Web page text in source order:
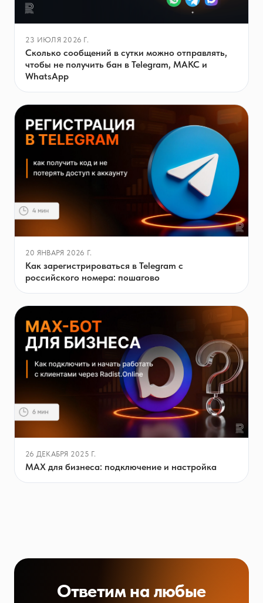
23 ИЮЛЯ 2026 Г.
Сколько сообщений в сутки можно отправлять,
чтобы не получить бан в Telegram, МАКС и
WhatsApp
20 ЯНВАРЯ 2026 Г.
Как зарегистрироваться в Telegram с
российского номера: пошагово
26 ДЕКАБРЯ 2025 Г.
MAX для бизнеса: подключение и настройка
Ответим на любые